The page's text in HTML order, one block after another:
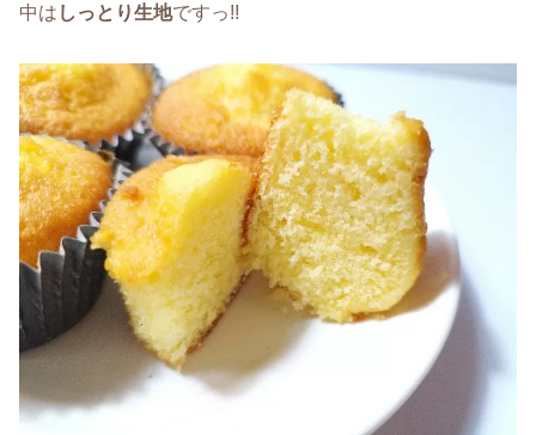
中は しっとり生地ですっ!!